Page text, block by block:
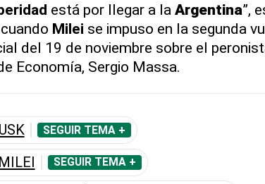
está por llegar a la Argentina”,
Milei se impuso en la segunda
del 19 de noviembre sobre el
Economía, Sergio Massa.
SEGUIR TEMA +
SEGUIR TEMA +